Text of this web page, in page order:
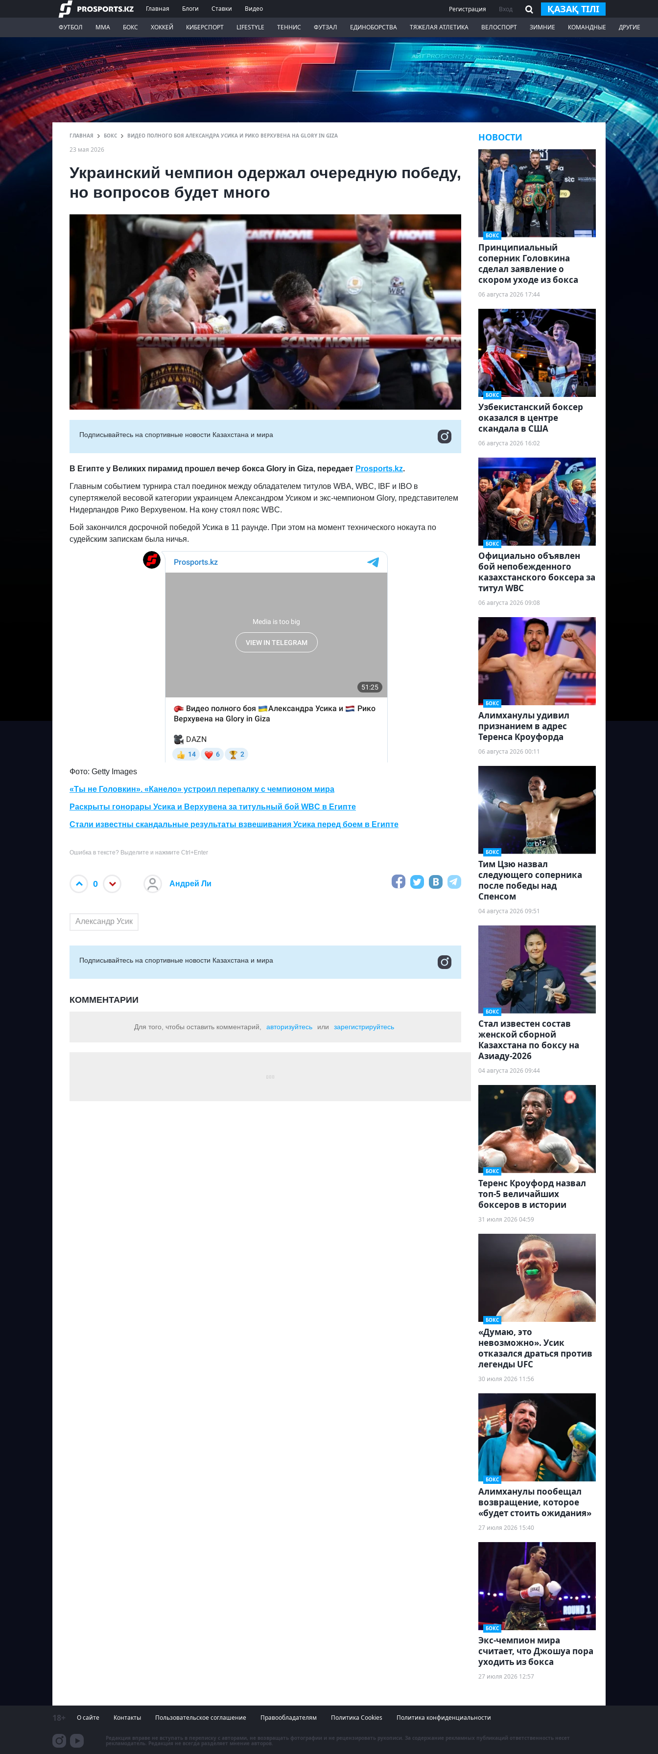
Главная Блоги Ставки Видео Регистрация Вход ҚАЗАҚ ТІЛІ
ФУТБОЛ ММА БОКС ХОККЕЙ КИБЕРСПОРТ LIFESTYLE ТЕННИС ФУТЗАЛ ЕДИНОБОРСТВА ТЯЖЕЛАЯ АТЛЕТИКА ВЕЛОСПОРТ ЗИМНИЕ КОМАНДНЫЕ ДРУГИЕ
ГЛАВНАЯ БОКС ВИДЕО ПОЛНОГО БОЯ АЛЕКСАНДРА УСИКА И РИКО ВЕРХУВЕНА НА GLORY IN GIZA
23 мая 2026
Украинский чемпион одержал очередную победу,
но вопросов будет много
Подписывайтесь на cпортивные новости Казахстана и мира
В Египте у Великих пирамид прошел вечер бокса Glory in Giza, передает Prosports.kz.
Главным событием турнира стал поединок между обладателем титулов WBA, WBC, IBF и IBO в
супертяжелой весовой категории украинцем Александром Усиком и экс-чемпионом Glory, представителем
Нидерландов Рико Верхувеном. На кону стоял пояс WBC.
Бой закончился досрочной победой Усика в 11 раунде. При этом на момент технического нокаута по
судейским запискам была ничья.
Фото: Getty Images
«Ты не Головкин». «Канело» устроил перепалку с чемпионом мира
Раскрыты гонорары Усика и Верхувена за титульный бой WBC в Египте
Стали известны скандальные результаты взвешивания Усика перед боем в Египте
Ошибка в тексте? Выделите и нажмите Ctrl+Enter
0 Андрей Ли
Александр Усик
Подписывайтесь на cпортивные новости Казахстана и мира
КОММЕНТАРИИ
Для того, чтобы оставить комментарий, авторизуйтесь или зарегистрируйтесь
НОВОСТИ
БОКС
Принципиальный
соперник Головкина
сделал заявление о
скором уходе из бокса
06 августа 2026 17:44
БОКС
Узбекистанский боксер
оказался в центре
скандала в США
06 августа 2026 16:02
БОКС
Официально объявлен
бой непобежденного
казахстанского боксера за
титул WBC
06 августа 2026 09:08
БОКС
Алимханулы удивил
признанием в адрес
Теренса Кроуфорда
06 августа 2026 00:11
БОКС
Тим Цзю назвал
следующего соперника
после победы над
Спенсом
04 августа 2026 09:51
БОКС
Стал известен состав
женской сборной
Казахстана по боксу на
Азиаду-2026
04 августа 2026 09:44
БОКС
Теренс Кроуфорд назвал
топ-5 величайших
боксеров в истории
31 июля 2026 04:59
БОКС
«Думаю, это
невозможно». Усик
отказался драться против
легенды UFC
30 июля 2026 11:56
БОКС
Алимханулы пообещал
возвращение, которое
«будет стоить ожидания»
27 июля 2026 15:40
БОКС
Экс-чемпион мира
считает, что Джошуа пора
уходить из бокса
27 июля 2026 12:57
18+ О сайте Контакты Пользовательское соглашение Правообладателям Политика Cookies Политика конфиденциальности
Редакция вправе не вступать в переписку с авторами, не возвращать фотографии и не рецензировать рукописи. За содержание рекламных публикаций ответственность несет
рекламодатель. Редакция не всегда разделяет мнение авторов.